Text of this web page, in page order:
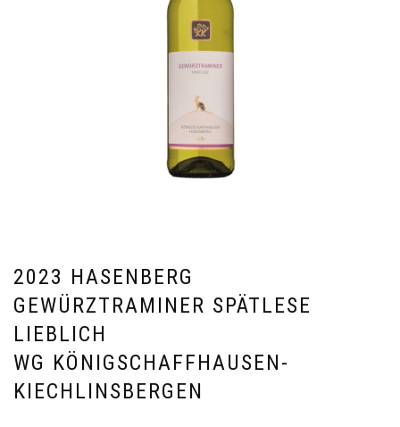
2023 HASENBERG
GEWÜRZTRAMINER SPÄTLESE
LIEBLICH
WG KÖNIGSCHAFFHAUSEN-
KIECHLINSBERGEN